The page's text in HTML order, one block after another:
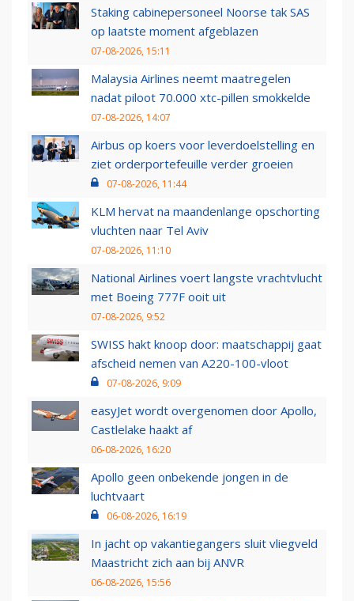
Staking cabinepersoneel Noorse tak SAS
op laatste moment afgeblazen
07-08-2026, 15:11
Malaysia Airlines neemt maatregelen
nadat piloot 70.000 xtc-pillen smokkelde
07-08-2026, 14:07
Airbus op koers voor leverdoelstelling en
ziet orderportefeuille verder groeien
07-08-2026, 11:44
KLM hervat na maandenlange opschorting
vluchten naar Tel Aviv
07-08-2026, 11:10
National Airlines voert langste vrachtvlucht
met Boeing 777F ooit uit
07-08-2026, 9:52
SWISS hakt knoop door: maatschappij gaat
afscheid nemen van A220-100-vloot
07-08-2026, 9:09
easyJet wordt overgenomen door Apollo,
Castlelake haakt af
06-08-2026, 16:20
Apollo geen onbekende jongen in de
luchtvaart
06-08-2026, 16:19
In jacht op vakantiegangers sluit vliegveld
Maastricht zich aan bij ANVR
06-08-2026, 15:56